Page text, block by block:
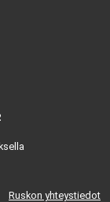
Ruskon yhteystiedot